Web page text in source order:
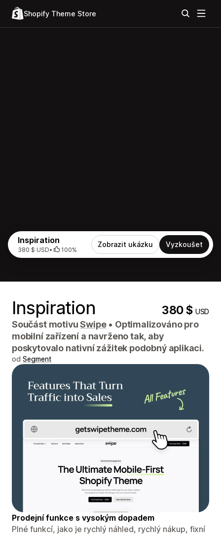
Shopify Theme Store
Inspiration
380 $ USD• 100%
Zobrazit ukázku Vyzkoušet
Inspiration 380 $USD
Součást motivuSwipe • Optimalizováno pro
mobilní zařízení a navrženo tak, aby
poskytovalo nativní zážitek podobný aplikaci.
od Segment
Prodejní funkce s vysokým dopadem
Plné funkcí, jako je rychlý náhled, rychlý nákup, fixní